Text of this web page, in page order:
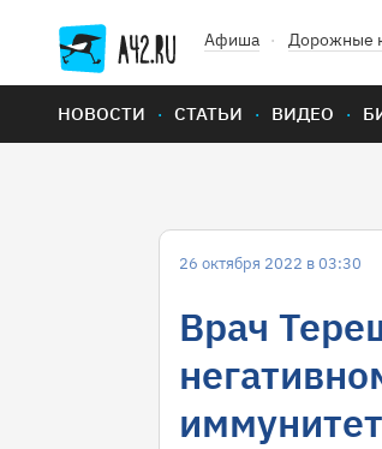
Афиша Дорожные
НОВОСТИ СТАТЬИ ВИДЕО
26 октября 2022 в 03:30
Врач
иммунитет